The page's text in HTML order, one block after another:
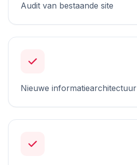
Audit van bestaande site
Nieuwe informatiearchitectuur